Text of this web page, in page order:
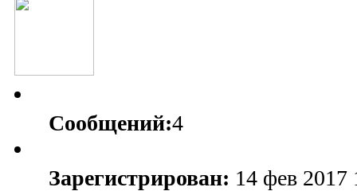
Сообщений:4
Зарегистрирован: 14 фев 2017